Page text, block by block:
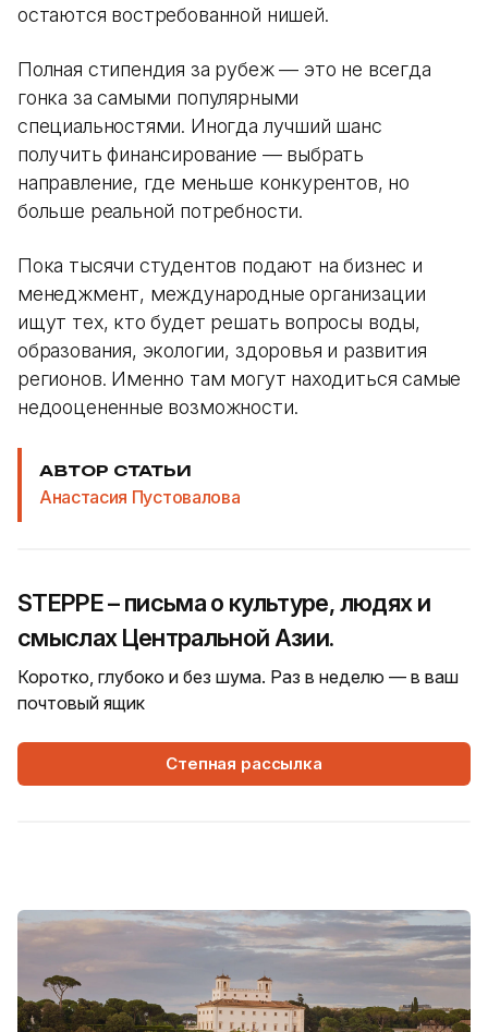
остаются востребованной нишей.
Полная стипендия за рубеж — это не всегда
гонка за самыми популярными
специальностями. Иногда лучший шанс
получить финансирование — выбрать
направление, где меньше конкурентов, но
больше реальной потребности.
Пока тысячи студентов подают на бизнес и
менеджмент, международные организации
ищут тех, кто будет решать вопросы воды,
образования, экологии, здоровья и развития
регионов. Именно там могут находиться самые
недооцененные возможности.
АВТОР СТАТЬИ
Анастасия Пустовалова
STEPPE – письма о культуре, людях и
смыслах Центральной Азии.
Коротко, глубоко и без шума. Раз в неделю — в ваш
почтовый ящик
Степная рассылка